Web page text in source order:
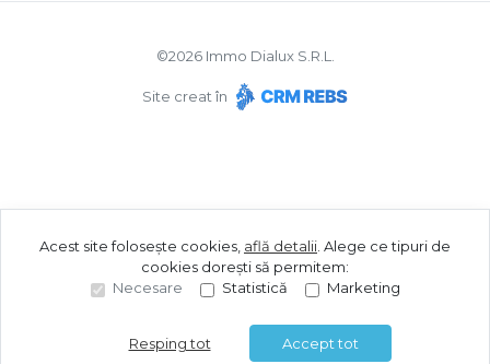
©2026Immo Dialux S.R.L.
Site creat în
Acest site folosește cookies, află detalii Alege ce tipuri de
cookies dorești să permitem:
Necesare
Statistică Marketing
Resping tot Accept tot